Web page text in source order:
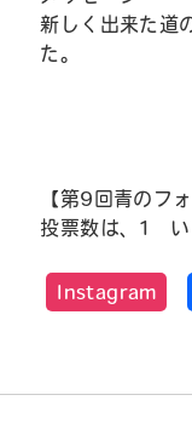
新しく出来た道
た。
【第9回青のフ
投票数は、1 い
Instagram